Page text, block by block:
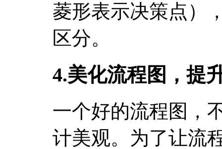
菱形表示决策点）
区分。
4.美化流程图，提
一个好的流程图，
计美观。为了让流